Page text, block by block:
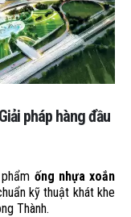
pháp hàng đầu
ống nhựa xoắn
kỹ thuật khát khe
Thành.